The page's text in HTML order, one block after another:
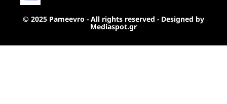
© 2025 Pameevro - All rights reserved - Designed by
Mediaspot.gr